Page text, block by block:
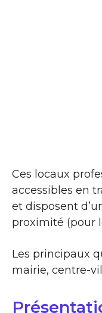
Ces locaux
accessibles en
et disposent
proximité (pour
Les principaux
mairie, centre-